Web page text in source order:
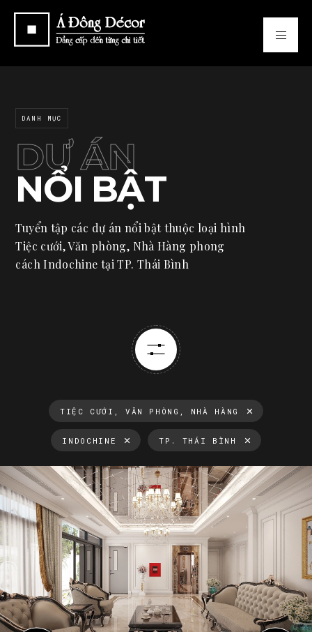
Thông tin luôn cập nhật
Xu hướng thiết kế nội thất mới nhất tại Việt Nam và trên thế
giới
DANH MỤC
DỰ ÁN
NỔI BẬT
Tuyển tập các dự án nổi bật thuộc loại hình
Tiệc cưới, Văn phòng, Nhà Hàng phong
cách Indochine tại TP. Thái Bình
TIỆC CƯỚI, VĂN PHÒNG, NHÀ HÀNG
INDOCHINE TP. THÁI BÌNH